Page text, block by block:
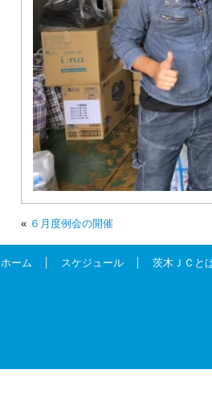
« ６月度例会の開催
ホーム スケジュール 茨木ＪＣと